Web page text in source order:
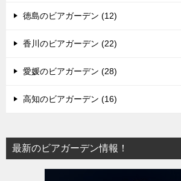
徳島のビアガーデン (12)
香川のビアガーデン (22)
愛媛のビアガーデン (28)
高知のビアガーデン (16)
最新のビアガーデン情報！